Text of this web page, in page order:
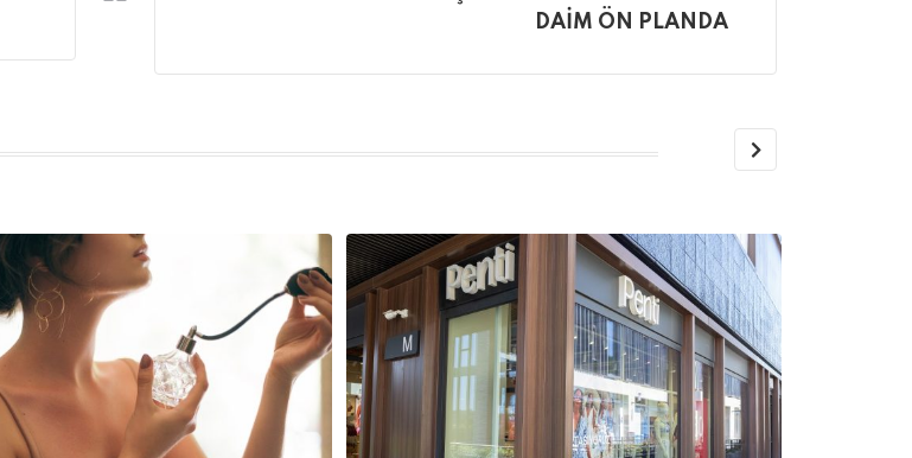
DAİM ÖN PLANDA